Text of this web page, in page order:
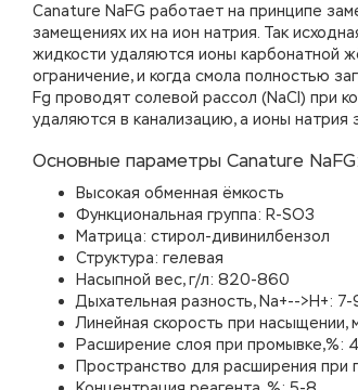
Canature NaFG работает на принципе
замещениях их на ион натрия. Так
жидкости удаляются ионы карбонатной
ограничение, и когда смола полностью
Fg проводят солевой рассол (NaCl) при
удаляются в канализацию, а ионы
Основные параметры Canature NaFG:
Высокая обменная ёмкость
Функциональная группа: R-SO3
Матрица: стирол-дивинилбензол
Структура: гелевая
Насыпной вес, г/л: 820-860
Дыхательная разность, Na+-->H+: 7-
Линейная скорость при насыщении,
Расширение слоя при промывке,%: 4
Пространство для расширения при